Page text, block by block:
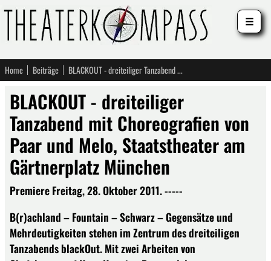
Home Beiträge BLACKOUT - dreiteiliger Tanzabend mit Choreografien von Paar und Melo, Staatstheater am Gärtnerplatz München
BLACKOUT - dreiteiliger
Tanzabend mit Choreografien von
Paar und Melo, Staatstheater am
Gärtnerplatz München
Premiere Freitag, 28. Oktober 2011. -----
B(r)achland – Fountain – Schwarz – Gegensätze und
Mehrdeutigkeiten stehen im Zentrum des dreiteiligen
Tanzabends blackOut. Mit zwei Arbeiten von
☰